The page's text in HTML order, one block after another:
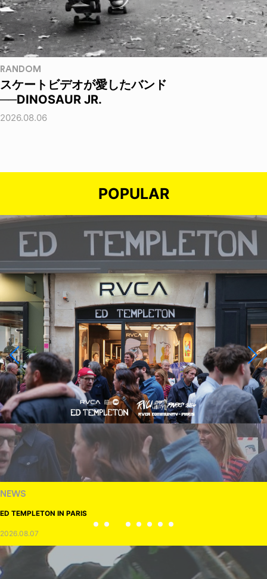
RANDOM
スケートビデオが愛したバンド
──DINOSAUR JR.
2026.08.06
POPULAR
NEWS
ED TEMPLETON IN PARIS
2026.08.07